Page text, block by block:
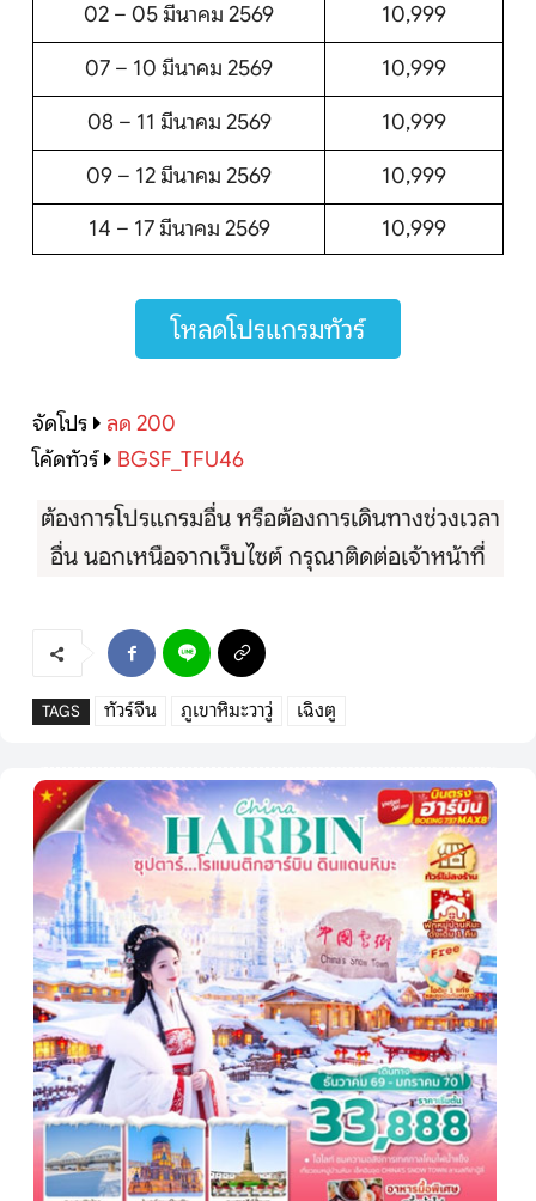
02 – 05 มีนาคม 2569 10,999
07 – 10 มีนาคม 2569 10,999
08 – 11 มีนาคม 2569 10,999
09 – 12 มีนาคม 2569
10,999
14 – 17 มีนาคม 2569
10,999
โหลดโปรแกรมทัวร์
จัดโปร
ลด 200
โค้ดทัวร์
BGSF_TFU46
ต้องการโปรแกรมอื่น หรือต้องการเดินทางช่วงเวลา
อื่น นอกเหนือจากเว็บไซต์ กรุณาติดต่อเจ้าหน้าที่
TAGS ทัวร์จีน ภูเขาหิมะวาวู่ เฉิงตู